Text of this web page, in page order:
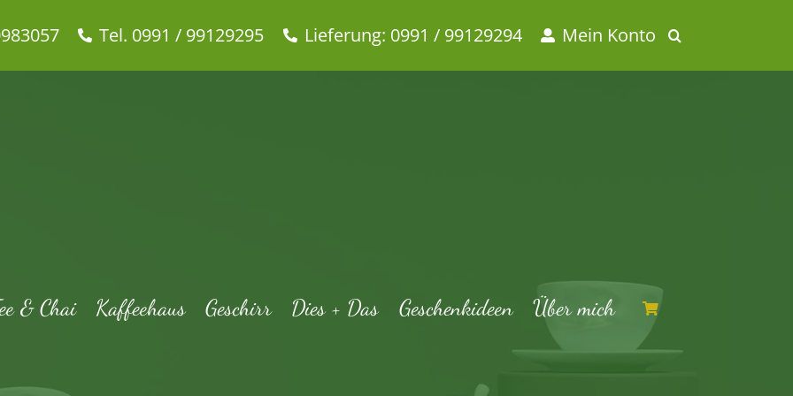
Tel. 0991 / 99129295 Lieferung: 0991 / 99129294 Mein Konto
& Chai Kaffeehaus Geschirr Dies + Das Geschenkideen Über mich